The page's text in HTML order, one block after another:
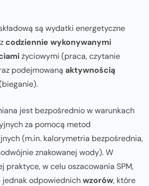
są wydatki energetyczne
codziennie wykonywanymi
życiowymi (praca, czytanie
podejmowaną aktywnością
jest bezpośrednio w warunkach
za pomocą metod
(m.in. kalorymetria bezpośrednia,
znakowanej wody). W
praktyce, w celu oszacowania SPM,
jednak odpowiednichwzorów, które